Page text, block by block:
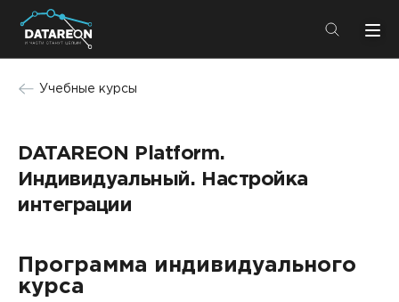
+7 (495) 280-08-01
Компания
Услуги
Решения
Компания
Учебные курсы
DATAREON Platform.
Индивидуальный. Настройка
интеграции
Программа индивидуального
курса